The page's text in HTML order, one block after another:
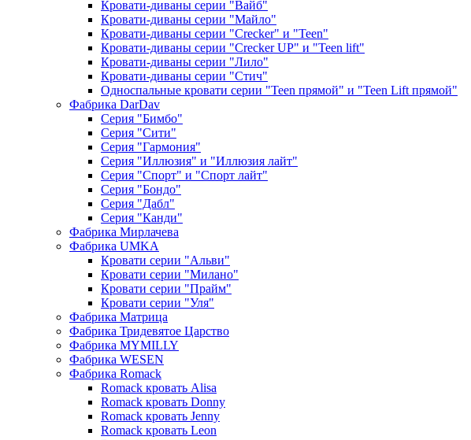
Кровати-диваны серии "Вайб"
Кровати-диваны серии "Майло"
Кровати-диваны серии "Creсker" и "Teen"
Кровати-диваны серии "Creсker UP" и "Teen lift"
Кровати-диваны серии "Лило"
Кровати-диваны серии "Стич"
Односпальные кровати серии "Teen прямой" и "Teen Lift прямой"
Фабрика DarDav
Серия "Бимбо"
Серия "Сити"
Серия "Гармония"
Серия "Иллюзия" и "Иллюзия лайт"
Серия "Спорт" и "Спорт лайт"
Серия "Бондо"
Серия "Дабл"
Серия "Канди"
Фабрика Мирлачева
Фабрика UMKA
Кровати серии "Альви"
Кровати серии "Милано"
Кровати серии "Прайм"
Кровати серии "Уля"
Фабрика Матрица
Фабрика Тридевятое Царство
Фабрика MYMILLY
Фабрика WESEN
Фабрика Romack
Romack кровать Alisa
Romack кровать Donny
Romack кровать Jenny
Romack кровать Leon